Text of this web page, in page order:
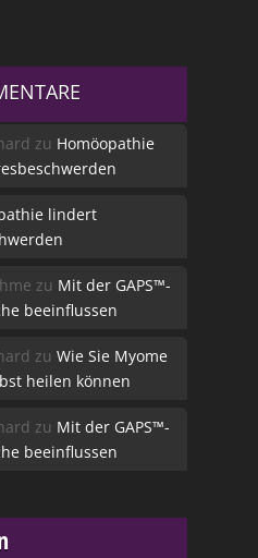
zu Homöopathie
lindert
zu Mit der GAPS™-
beeinflussen
zu Wie Sie Myome
heilen können
zu Mit der GAPS™-
beeinflussen